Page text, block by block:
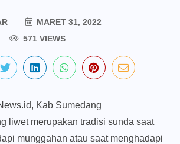
MARET 31, 2022
571 VIEWS
Kab Sumedang
liwet merupakan tradisi sunda saat
munggahan atau saat menghadapi